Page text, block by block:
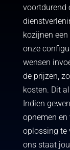
voortdurend
kozijnen
onze
wensen
de prijzen,
kosten. Dit
Indien
opnemen en
oplossing te
ons staat